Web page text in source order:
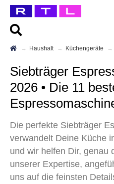
Haushalt Küchengeräte
Siebträger Espressomaschine Test
2026 • Die 11
Die perfekte Siebträger
verwandelt Deine Küche
und wir helfen Dir, genau
unserer Expertise,
uns auf die feinsten